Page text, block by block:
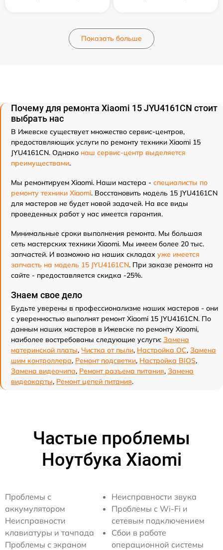
Показать больше
Почему для ремонта Xiaomi 15 JYU4161CN стоит
выбрать нас
В Ижевске существует множество сервис-центров,
предоставляющих услуги по ремонту техники Xiaomi 15
JYU4161CN. Однако наш сервис-центр выделяется
преимуществами.
Мы ремонтируем Xiaomi. Наши мастера - специалисты по
ремонту техники Xiaomi. Восстановить модель 15 JYU4161CN
для мастеров не будет новой задачей. На все виды
проведенных работ у нас имеется гарантия.
Минимальные сроки выполнения ремонта. Мы большая
сеть мастерских техники Xiaomi. Мы имеем более 20 тыс.
запчастей. И возможно на наших складах уже имеется
запчасть на модель 15 JYU4161CN. При заказе ремонта на
сайте - предоставляется скидка -25%.
Знаем свое дело
Будьте уверены в профессионализме наших мастеров - они
с уверенностью выполнят ремонт Xiaomi 15 JYU4161CN. По
данным наших мастеров в Ижевске по ремонту Xiaomi,
наиболее востребованы следующие услуги: Замена
материнской платы, Чистка от пыли, Настройка ОС, Замена
шим контроллера, Ремонт подсветки, Настройка BIOS,
Замена видеочипа, Ремонт разъема питания, Замена
видеокарты, Ремонт цепей питания.
Частые проблемы
Ноутбука Xiaomi
Проблемы с
аккумулятором
Неисправности
клавиатуры и тачпада
Проблемы с экраном
Неисправности звука
Проблемы с Wi-Fi и
сетевым подключением
Сбои в работе
операционной системы